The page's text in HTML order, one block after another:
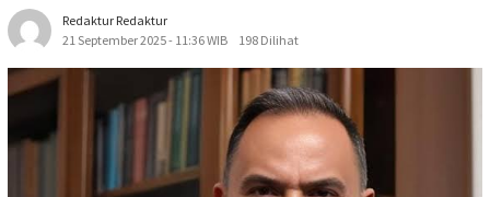
Redaktur Redaktur
21 September 2025 - 11:36 WIB
198 Dilihat